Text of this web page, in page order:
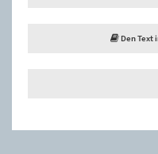
Den Text